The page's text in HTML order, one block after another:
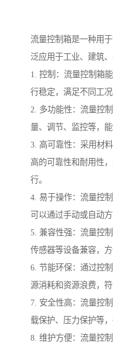
流量控制箱是一种用
泛应用于工业、建筑
1. 控制：流量控制箱
行稳定，满足不同工况
2. 多功能性：流量控
量、调节、监控等，
3. 高可靠性：采用材
高的可靠性和耐用性
行。
4. 易于操作：流量控
可以通过手动或自动
5. 兼容性强：流量控
传感器等设备兼容，
6. 节能环保：通过控
源消耗和资源浪费，
7. 安全性高：流量控
载保护、压力保护等
8. 维护方便：流量控